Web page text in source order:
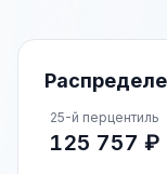
25-й перцентиль
125 757 ₽